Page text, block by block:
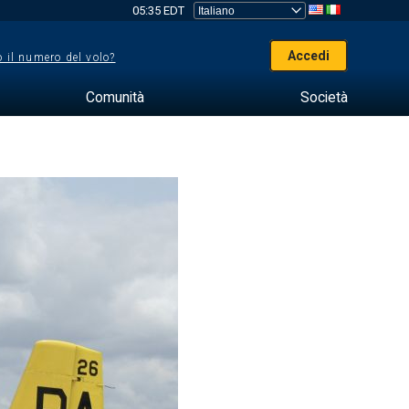
05:35 EDT
il numero del volo? Accedi
Comunità Società